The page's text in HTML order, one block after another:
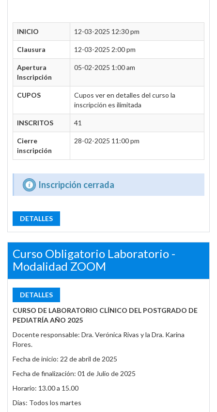
INICIO 12-03-2025 12:30 pm
Clausura 12-03-2025 2:00 pm
Apertura
Inscripción
05-02-2025 1:00 am
CUPOS
Cupos ver en detalles del curso la
inscripción es ilimitada
INSCRITOS 41
Cierre
inscripción
28-02-2025 11:00 pm
Inscripción cerrada
DETALLES
Curso Obligatorio Laboratorio -
Modalidad ZOOM
DETALLES
CURSO DE LABORATORIO CLÍNICO DEL POSTGRADO DE
PEDIATRÍA AÑO 2025
Docente responsable: Dra. Verónica Rivas y la Dra. Karina
Flores.
Fecha de inicio: 22 de abril de 2025
Fecha de finalización: 01 de Julio de 2025
Horario: 13.00 a 15.00
Días: Todos los martes